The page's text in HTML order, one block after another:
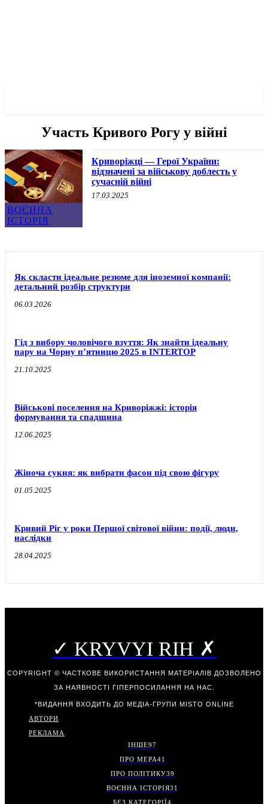
Участь Кривого Рогу у війні
ВОЄННА
ІСТОРІЯ
Криворіжці — Герої України:
відзначені за військову доблесть у
сучасній війні
17.03.2025
Як скласти ідеальне резюме для іноземної компанії:
детальний розбір структури
06.03.2026
Гід з вибору чоловічого взуття: Як знайти ідеальну
пару на Чорну п’ятницю 2025 в INTERTOP
21.10.2025
Військові поселення на Криворіжжі: історія
формування та спадщина
12.06.2025
Жіноча сукня: як вибрати фасон під свою фігуру
01.05.2025
Кривий Ріг у роки Першої світової війни: події, люди,
наслідки
28.04.2025
✓ KRYVYI RIH ✗
COPYRIGHT © ЧАСТКОВЕ ВИКОРИСТАННЯ МАТЕРІАЛІВ ДОЗВОЛЕНО
ЗА НАЯВНОСТІ ГІПЕРПОСИЛАННЯ НА НАС.
*ВИДАННЯ ВХОДИТЬ ДО МЕДІА-ГРУПИ MISTO ONLINE
АВТОРИ
РЕКЛАМА
ІНШЕ97
ПРО МЕРА41
ПРО ПОЛІТИКУ39
ВОЄННА ІСТОРІЯ31
БЕЗ КАТЕГОРІЇ4